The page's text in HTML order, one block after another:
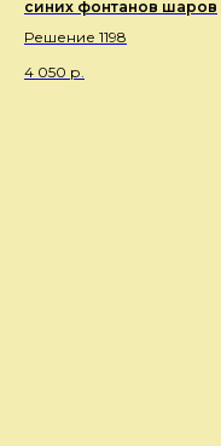
синих фонтанов шаров
Решение 1198
4 050 р.